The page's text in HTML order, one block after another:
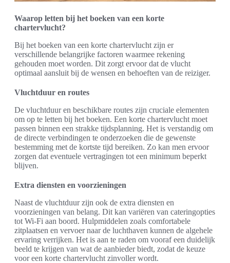
Waarop letten bij het boeken van een korte
chartervlucht?
Bij het boeken van een korte chartervlucht zijn er
verschillende belangrijke factoren waarmee rekening
gehouden moet worden. Dit zorgt ervoor dat de vlucht
optimaal aansluit bij de wensen en behoeften van de reiziger.
Vluchtduur en routes
De vluchtduur en beschikbare routes zijn cruciale elementen
om op te letten bij het boeken. Een korte chartervlucht moet
passen binnen een strakke tijdsplanning. Het is verstandig om
de directe verbindingen te onderzoeken die de gewenste
bestemming met de kortste tijd bereiken. Zo kan men ervoor
zorgen dat eventuele vertragingen tot een minimum beperkt
blijven.
Extra diensten en voorzieningen
Naast de vluchtduur zijn ook de extra diensten en
voorzieningen van belang. Dit kan variëren van cateringopties
tot Wi-Fi aan boord. Hulpmiddelen zoals comfortabele
zitplaatsen en vervoer naar de luchthaven kunnen de algehele
ervaring verrijken. Het is aan te raden om vooraf een duidelijk
beeld te krijgen van wat de aanbieder biedt, zodat de keuze
voor een korte chartervlucht zinvoller wordt.